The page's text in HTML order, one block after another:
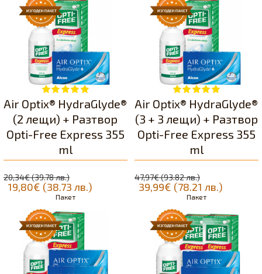
Air Optix® HydraGlyde®
(2 лещи) + Разтвор
Opti-Free Express 355
ml
19,80€ (38.73 лв.)
20,34€ (39.78 лв.)
Пакет
Air Optix® HydraGlyde®
(3 + 3 лещи) + Разтвор
Opti-Free Express 355
ml
39,99€ (78.21 лв.)
47,97€ (93.82 лв.)
Пакет